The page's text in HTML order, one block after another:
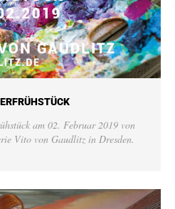
am 02. Februar 2019 von
Vito von Gaudlitz in Dresden.